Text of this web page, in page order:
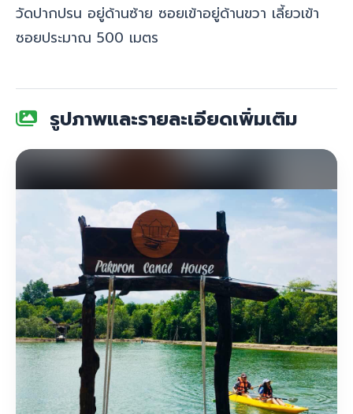
วัดปากปรน อยู่ด้านซ้าย ซอยเข้าอยู่ด้านขวา เลี้ยวเข้า
ซอยประมาณ 500 เมตร
รูปภาพและรายละเอียดเพิ่มเติม